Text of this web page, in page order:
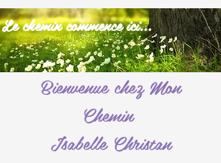
Le chemin commence ici...
Bienvenue chez Mon
Chemin
Isabelle Christan